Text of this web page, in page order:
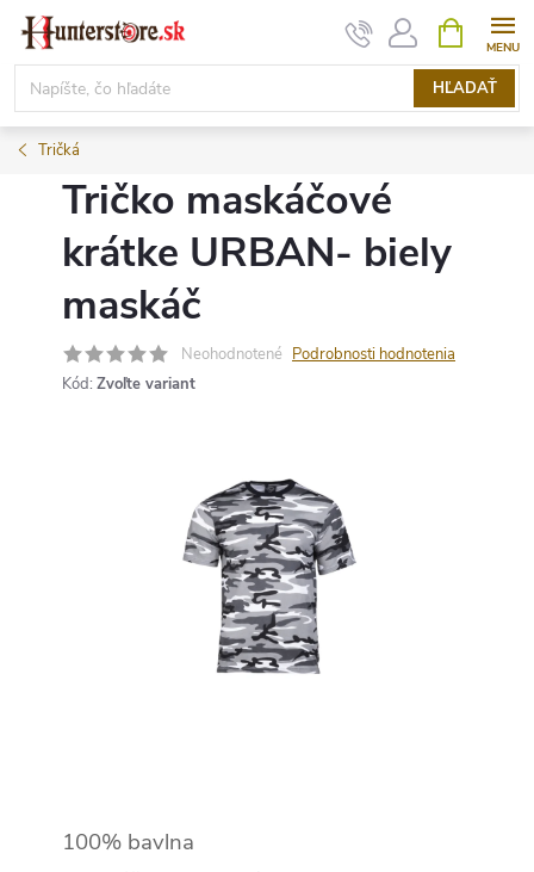
Prejsť
obsah
HĽADAŤ
KOŠÍK
Tričká
Tričko maskáčové
krátke URBAN- biely
maskáč
Neohodnotené Podrobnosti hodnotenia
Kód: Zvoľte variant
100% bavlna